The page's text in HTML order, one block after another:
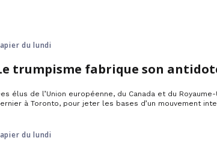
du lundi
trumpisme fabrique son
élus de l’Union européenne, du Canada et du
à Toronto, pour jeter les bases d’un mouvement
du lundi